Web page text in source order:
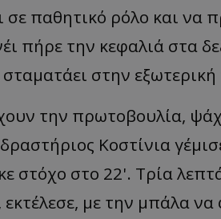
παθητικό ρόλο και να
πήρε την κεφαλιά στα
στην
την πρωτοβουλία,
Κοστίνια
στόχο στο 22'. Τρία
με την μπάλα να